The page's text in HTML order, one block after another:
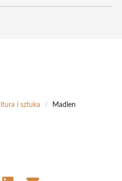
i sztuka / Madlen